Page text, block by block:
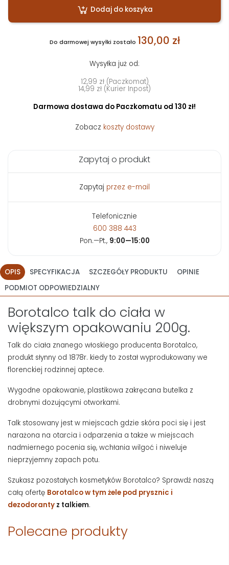
Dodaj do koszyka
Do darmowej wysyłki zostało 130,00 zł
Wysyłka już od:
12,99 zł (Paczkomat)
14,99 zł (Kurier Inpost)
Darmowa dostawa do Paczkomatu od 130 zł!
Zobacz koszty dostawy
Zapytaj o produkt
Zapytaj przez e-mail
Telefonicznie
600 388 443
Pon.—Pt., 9:00—15:00
OPIS SPECYFIKACJA SZCZEGÓŁY PRODUKTU
OPINIE
PODMIOT ODPOWIEDZIALNY
Borotalco talk do ciała w
większym opakowaniu 200g.
Talk do ciała znanego włoskiego producenta Borotalco,
produkt słynny od 1878r. kiedy to został wyprodukowany we
florenckiej rodzinnej aptece.
Wygodne opakowanie, plastikowa zakręcana butelka z
drobnymi dozującymi otworkami.
Talk stosowany jest w miejscach gdzie skóra poci się i jest
narażona na otarcia i odparzenia a także w miejscach
nadmiernego pocenia się, wchłania wilgoć i niweluje
nieprzyjemny zapach potu.
Szukasz pozostałych kosmetyków Borotalco? Sprawdź naszą
całą ofertę Borotalco w tym żele pod prysznic i
dezodoranty z talkiem.
Polecane produkty